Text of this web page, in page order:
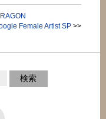
Female Artist SP>>